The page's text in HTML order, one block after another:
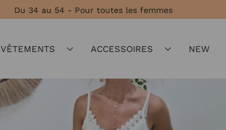
Du 34 au 54 - Pour toutes les femmes
VÊTEMENTS ACCESSOIRES NEW